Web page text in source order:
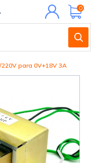
Minha
conta
0
para 0V+18V 3A